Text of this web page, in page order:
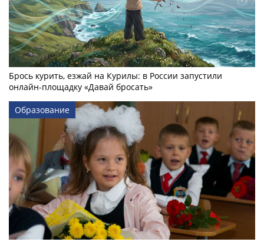
Брось курить, езжай на Курилы: в России запустили
онлайн-­площадку «Давай бросать»
Образование